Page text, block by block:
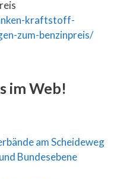
kraftstoff-
zum-benzinpreis/
im Web!
am Scheideweg
Bundesebene